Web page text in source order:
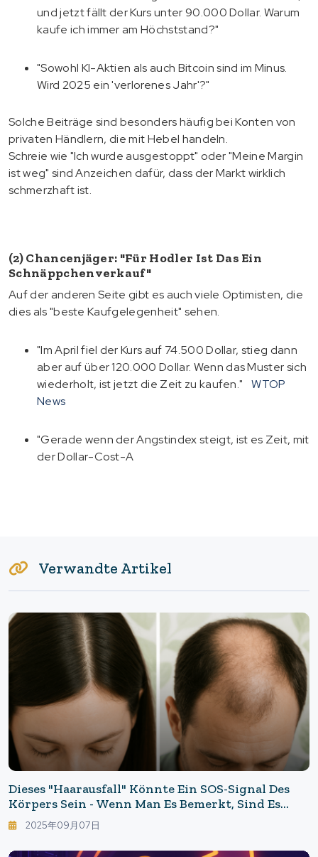
und jetzt fällt der Kurs unter 90.000 Dollar. Warum
kaufe ich immer am Höchststand?"
"Sowohl KI-Aktien als auch Bitcoin sind im Minus.
Wird 2025 ein 'verlorenes Jahr'?"
Solche Beiträge sind besonders häufig bei Konten von
privaten Händlern, die mit Hebel handeln.
Schreie wie "Ich wurde ausgestoppt" oder "Meine Margin
ist weg" sind Anzeichen dafür, dass der Markt wirklich
schmerzhaft ist.
(2) Chancenjäger: "Für Hodler Ist Das Ein
Schnäppchenverkauf"
Auf der anderen Seite gibt es auch viele Optimisten, die
dies als "beste Kaufgelegenheit" sehen.
"Im April fiel der Kurs auf 74.500 Dollar, stieg dann
aber auf über 120.000 Dollar. Wenn das Muster sich
wiederholt, ist jetzt die Zeit zu kaufen."
WTOP
News
"Gerade wenn der Angstindex steigt, ist es Zeit, mit
der Dollar-Cost-A
Verwandte Artikel
Dieses "Haarausfall" Könnte Ein SOS-Signal Des
Körpers Sein - Wenn Man Es Bemerkt, Sind Es
Vielleicht Schon 20 % Weniger? Tipps Zur
"Fehlerbehebung Bei Haarproblemen", Um Ein
Fortschreiten Zu Verhindern.
2025年09月07日